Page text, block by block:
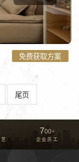
on line101
与烟火气并存-三居
免费获取方案
尾页
700+
企业员工